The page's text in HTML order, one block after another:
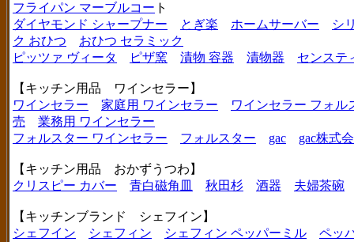
フライパン マーブルコー ト
ダイヤモンド シャープナー
とぎ楽 ホームサーバー
シ
ク おひつ
おひつ セラミック
ピッツァ ヴィータ
ピザ窯 漬物 容器 漬物器 センステ
【キッチン用品 ワインセラー】
ワインセラー
家庭用 ワインセラー
ワインセラー フォル
売
業務用 ワインセラー
フォルスター ワインセラー
フォルスター gac gac株式
【キッチン用品 おかずうつわ】
クリスピー カバー
青白磁角皿 秋田杉 酒器 夫婦茶碗
【キッチンブランド シェフイン】
シェフイン
シェフィン シェフィン ペッパーミル
ペッ